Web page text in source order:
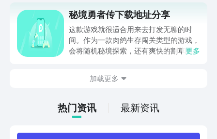
app进行下载会更加方便，九游是手游福
利最多的游戏平台，在这里不仅能够看到
游戏资源，还能及时查看后续的消息、活
动内容等相关信息。
秘境勇者传下载地址分享
这款游戏就很适合用来去打发无聊的时
间。作为一款肉鸽生存闯关类型的游戏，
会将随机秘境探索，还有爽快的割草闯关
接就可以下载。游戏的上手门槛还是比较
打发无聊的时间，可玩性真的比较高。
更多
加载更多
热门资讯 最新资讯